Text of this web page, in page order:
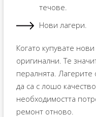
течове.
Нови лагери.
Когато купувате
оригинални. Те
пералнята.
да са с лошо
необходимостта
ремонт отново.